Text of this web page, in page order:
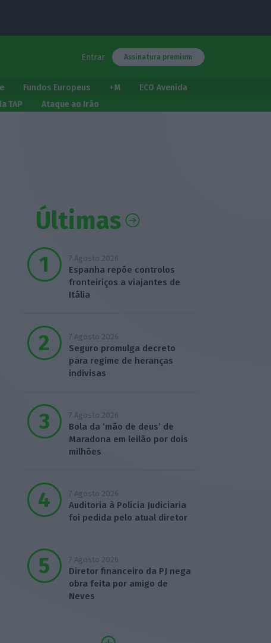
Entrar Assinatura premium
Fundos Europeus +M
ECO Avenida
TAP Ataque ao Irão
Últimas
7 Agosto 2026
Espanha repõe controlos
fronteiriços a viajantes de
Itália
7 Agosto 2026
Seguro promulga decreto
para regime de heranças
indivisas
7 Agosto 2026
Bola da ‘mão de deus’ de
Maradona em leilão por dois
milhões
7 Agosto 2026
Auditoria à Polícia Judiciaria
foi pedida pelo atual diretor
7 Agosto 2026
Diretor financeiro da PJ nega
obra feita por amigo de
Neves